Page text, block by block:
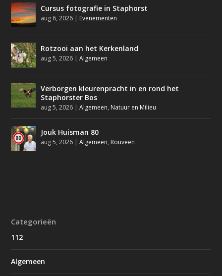
Cursus fotografie in Staphorst
aug 6, 2026 | Evenementen
Rotzooi aan het Kerkenland
aug 5, 2026 |Algemeen
Verborgen kleurenpracht in en rond het
Staphorster Bos
aug 5, 2026 |Algemeen, Natuur en Milieu
Jouk Huisman 80
aug 5, 2026 |Algemeen, Rouveen
Categorieën
112
Algemeen